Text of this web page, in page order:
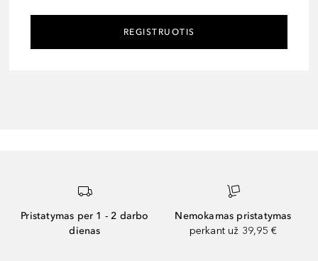
REGISTRUOTIS
Pristatymas per 1 - 2 darbo
dienas
Nemokamas pristatymas
perkant už 39,95 €